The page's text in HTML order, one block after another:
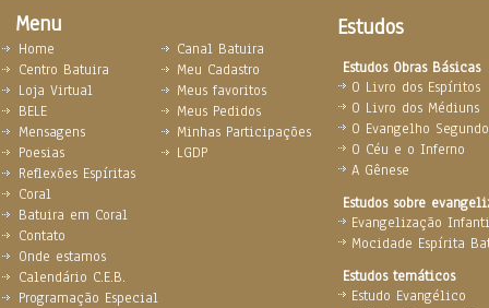
Menu Estudos
Estudos Obras Básicas
O Livro dos Espíritos
O Livro dos Médiuns
O Evangelho
O Céu e o Inferno
A Gênese
Estudos sobre
Evangelização
Mocidade Espírita
Estudos temáticos
Estudo Evangélico
Home
Centro Batuira
Loja Virtual
BELE
Mensagens
Poesias
Reflexões Espíritas
Coral
Batuira em Coral
Contato
Onde estamos
Calendário C.E.B.
Programação Especial
Canal Batuira
Meu Cadastro
Meus favoritos
Meus Pedidos
Minhas Participações
LGDP